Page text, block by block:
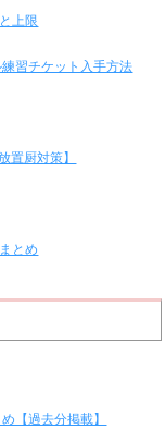
上限
習チケット入手方法
置厨対策】
とめ
【過去分掲載】